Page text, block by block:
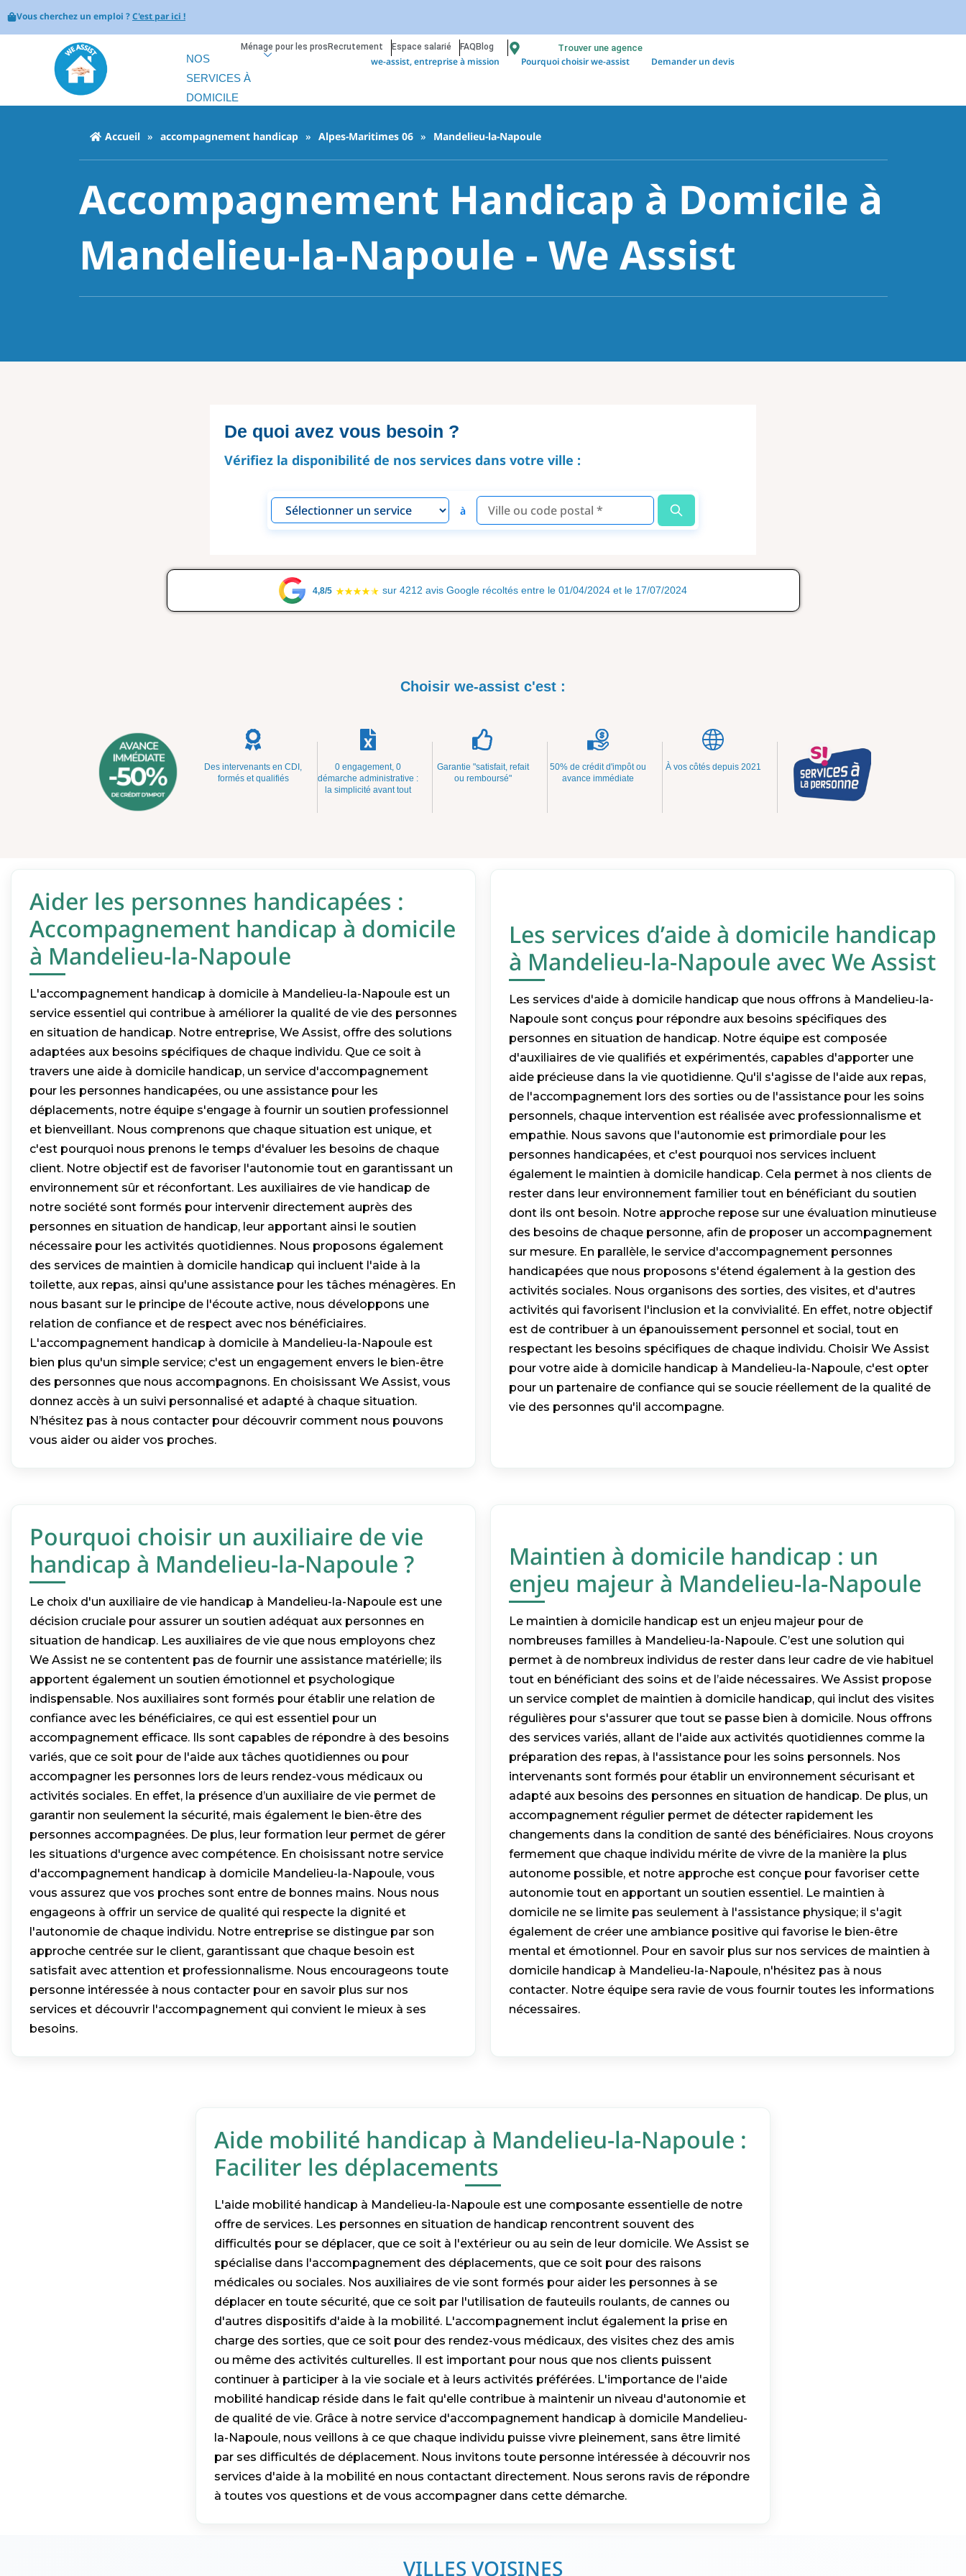
Vous cherchez un emploi ?C'est par ici !
Ménage pour les pros Recrutement Espace salarié FAQ Blog Trouver une agence
NOS
SERVICES À
DOMICILE
we-assist, entreprise à mission Pourquoi choisir we-assist Demander un devis
Accueil » accompagnement handicap » Alpes-Maritimes 06 » Mandelieu-la-Napoule
Accompagnement Handicap à Domicile à
Mandelieu-la-Napoule - We Assist
De quoi avez vous besoin ?
Vérifiez la disponibilité de nos services dans votre ville :
à
4,8/5 sur 4212 avis Google récoltés entre le 01/04/2024 et le 17/07/2024
Choisir we-assist c'est :
Des intervenants en CDI,
formés et qualifiés
0 engagement, 0
démarche administrative :
la simplicité avant tout
Garantie "satisfait, refait
ou remboursé"
50% de crédit d'impôt ou
avance immédiate
À vos côtés depuis 2021
Aider les personnes handicapées :
Accompagnement handicap à domicile
à Mandelieu-la-Napoule
L'accompagnement handicap à domicile à Mandelieu-la-Napoule est un
service essentiel qui contribue à améliorer la qualité de vie des personnes
en situation de handicap. Notre entreprise, We Assist, offre des solutions
adaptées aux besoins spécifiques de chaque individu. Que ce soit à
travers une aide à domicile handicap, un service d'accompagnement
pour les personnes handicapées, ou une assistance pour les
déplacements, notre équipe s'engage à fournir un soutien professionnel
et bienveillant. Nous comprenons que chaque situation est unique, et
c'est pourquoi nous prenons le temps d'évaluer les besoins de chaque
client. Notre objectif est de favoriser l'autonomie tout en garantissant un
environnement sûr et réconfortant. Les auxiliaires de vie handicap de
notre société sont formés pour intervenir directement auprès des
personnes en situation de handicap, leur apportant ainsi le soutien
nécessaire pour les activités quotidiennes. Nous proposons également
des services de maintien à domicile handicap qui incluent l'aide à la
toilette, aux repas, ainsi qu'une assistance pour les tâches ménagères. En
nous basant sur le principe de l'écoute active, nous développons une
relation de confiance et de respect avec nos bénéficiaires.
L'accompagnement handicap à domicile à Mandelieu-la-Napoule est
bien plus qu'un simple service; c'est un engagement envers le bien-être
des personnes que nous accompagnons. En choisissant We Assist, vous
donnez accès à un suivi personnalisé et adapté à chaque situation.
N’hésitez pas à nous contacter pour découvrir comment nous pouvons
vous aider ou aider vos proches.
Les services d’aide à domicile handicap
à Mandelieu-la-Napoule avec We Assist
Les services d'aide à domicile handicap que nous offrons à Mandelieu-la-
Napoule sont conçus pour répondre aux besoins spécifiques des
personnes en situation de handicap. Notre équipe est composée
d'auxiliaires de vie qualifiés et expérimentés, capables d'apporter une
aide précieuse dans la vie quotidienne. Qu'il s'agisse de l'aide aux repas,
de l'accompagnement lors des sorties ou de l'assistance pour les soins
personnels, chaque intervention est réalisée avec professionnalisme et
empathie. Nous savons que l'autonomie est primordiale pour les
personnes handicapées, et c'est pourquoi nos services incluent
également le maintien à domicile handicap. Cela permet à nos clients de
rester dans leur environnement familier tout en bénéficiant du soutien
dont ils ont besoin. Notre approche repose sur une évaluation minutieuse
des besoins de chaque personne, afin de proposer un accompagnement
sur mesure. En parallèle, le service d'accompagnement personnes
handicapées que nous proposons s'étend également à la gestion des
activités sociales. Nous organisons des sorties, des visites, et d'autres
activités qui favorisent l'inclusion et la convivialité. En effet, notre objectif
est de contribuer à un épanouissement personnel et social, tout en
respectant les besoins spécifiques de chaque individu. Choisir We Assist
pour votre aide à domicile handicap à Mandelieu-la-Napoule, c'est opter
pour un partenaire de confiance qui se soucie réellement de la qualité de
vie des personnes qu'il accompagne.
Pourquoi choisir un auxiliaire de vie
handicap à Mandelieu-la-Napoule ?
Le choix d'un auxiliaire de vie handicap à Mandelieu-la-Napoule est une
décision cruciale pour assurer un soutien adéquat aux personnes en
situation de handicap. Les auxiliaires de vie que nous employons chez
We Assist ne se contentent pas de fournir une assistance matérielle; ils
apportent également un soutien émotionnel et psychologique
indispensable. Nos auxiliaires sont formés pour établir une relation de
confiance avec les bénéficiaires, ce qui est essentiel pour un
accompagnement efficace. Ils sont capables de répondre à des besoins
variés, que ce soit pour de l'aide aux tâches quotidiennes ou pour
accompagner les personnes lors de leurs rendez-vous médicaux ou
activités sociales. En effet, la présence d’un auxiliaire de vie permet de
garantir non seulement la sécurité, mais également le bien-être des
personnes accompagnées. De plus, leur formation leur permet de gérer
les situations d'urgence avec compétence. En choisissant notre service
d'accompagnement handicap à domicile Mandelieu-la-Napoule, vous
vous assurez que vos proches sont entre de bonnes mains. Nous nous
engageons à offrir un service de qualité qui respecte la dignité et
l'autonomie de chaque individu. Notre entreprise se distingue par son
approche centrée sur le client, garantissant que chaque besoin est
satisfait avec attention et professionnalisme. Nous encourageons toute
personne intéressée à nous contacter pour en savoir plus sur nos
services et découvrir l'accompagnement qui convient le mieux à ses
besoins.
Maintien à domicile handicap : un
enjeu majeur à Mandelieu-la-Napoule
Le maintien à domicile handicap est un enjeu majeur pour de
nombreuses familles à Mandelieu-la-Napoule. C’est une solution qui
permet à de nombreux individus de rester dans leur cadre de vie habituel
tout en bénéficiant des soins et de l’aide nécessaires. We Assist propose
un service complet de maintien à domicile handicap, qui inclut des visites
régulières pour s'assurer que tout se passe bien à domicile. Nous offrons
des services variés, allant de l'aide aux activités quotidiennes comme la
préparation des repas, à l'assistance pour les soins personnels. Nos
intervenants sont formés pour établir un environnement sécurisant et
adapté aux besoins des personnes en situation de handicap. De plus, un
accompagnement régulier permet de détecter rapidement les
changements dans la condition de santé des bénéficiaires. Nous croyons
fermement que chaque individu mérite de vivre de la manière la plus
autonome possible, et notre approche est conçue pour favoriser cette
autonomie tout en apportant un soutien essentiel. Le maintien à
domicile ne se limite pas seulement à l'assistance physique; il s'agit
également de créer une ambiance positive qui favorise le bien-être
mental et émotionnel. Pour en savoir plus sur nos services de maintien à
domicile handicap à Mandelieu-la-Napoule, n'hésitez pas à nous
contacter. Notre équipe sera ravie de vous fournir toutes les informations
nécessaires.
Aide mobilité handicap à Mandelieu-la-Napoule :
Faciliter les déplacements
L'aide mobilité handicap à Mandelieu-la-Napoule est une composante essentielle de notre
offre de services. Les personnes en situation de handicap rencontrent souvent des
difficultés pour se déplacer, que ce soit à l'extérieur ou au sein de leur domicile. We Assist se
spécialise dans l'accompagnement des déplacements, que ce soit pour des raisons
médicales ou sociales. Nos auxiliaires de vie sont formés pour aider les personnes à se
déplacer en toute sécurité, que ce soit par l'utilisation de fauteuils roulants, de cannes ou
d'autres dispositifs d'aide à la mobilité. L'accompagnement inclut également la prise en
charge des sorties, que ce soit pour des rendez-vous médicaux, des visites chez des amis
ou même des activités culturelles. Il est important pour nous que nos clients puissent
continuer à participer à la vie sociale et à leurs activités préférées. L'importance de l'aide
mobilité handicap réside dans le fait qu'elle contribue à maintenir un niveau d'autonomie et
de qualité de vie. Grâce à notre service d'accompagnement handicap à domicile Mandelieu-
la-Napoule, nous veillons à ce que chaque individu puisse vivre pleinement, sans être limité
par ses difficultés de déplacement. Nous invitons toute personne intéressée à découvrir nos
services d'aide à la mobilité en nous contactant directement. Nous serons ravis de répondre
à toutes vos questions et de vous accompagner dans cette démarche.
VILLES VOISINES